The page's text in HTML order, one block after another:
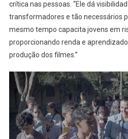
crítica nas pessoas. “Ele dá
transformadores e tão necessários
mesmo tempo capacita jovens em
proporcionando renda e
produção dos filmes.”